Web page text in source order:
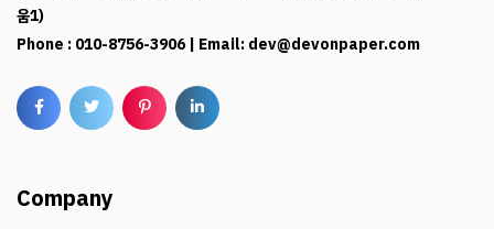
움1)
Phone : 010-8756-3906 | Email: dev@devonpaper.com
Company